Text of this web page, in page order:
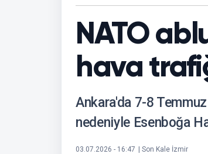
NATO
hava
Ankara'da 7-8
nedeniyle Esenboğa
03.07.2026 - 16:47 | Son Kale İzmir